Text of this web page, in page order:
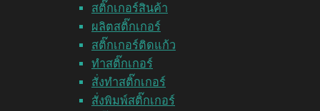
สติ๊กเกอร์สินค้า
ผลิตสติ๊กเกอร์
สติ๊กเกอร์ติดแก้ว
ทำสติ๊กเกอร์
สั่งทำสติ๊กเกอร์
สั่งพิมพ์สติ๊กเกอร์